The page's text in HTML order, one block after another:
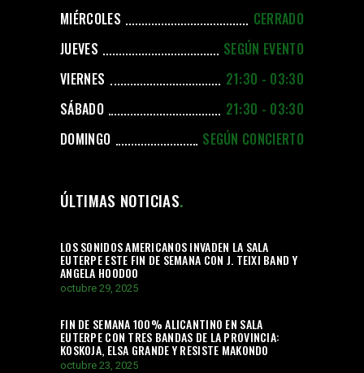
MIÉRCOLES
CERRADO
JUEVES
SEGÚN EVENTO
VIERNES
21:30 - 03:30
SÁBADO
21:30 - 03:30
DOMINGO
SEGÚN CONCIERTO
ÚLTIMAS NOTICIAS
LOS SONIDOS AMERICANOS INVADEN LA SALA
EUTERPE ESTE FIN DE SEMANA CON J. TEIXI BAND Y
ANGELA HOODOO
octubre 29, 2025
FIN DE SEMANA 100% ALICANTINO EN SALA
EUTERPE CON TRES BANDAS DE LA PROVINCIA:
KOSKOJA, ELSA GRANDE Y RESISTE MAKONDO
octubre 23, 2025